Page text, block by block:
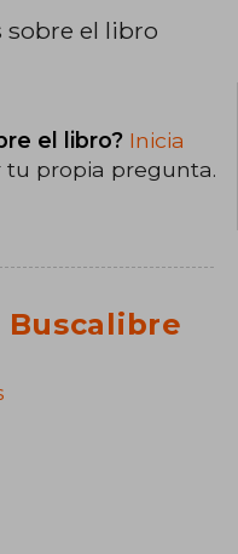
sobre el libro
el libro? Inicia
tu propia pregunta.